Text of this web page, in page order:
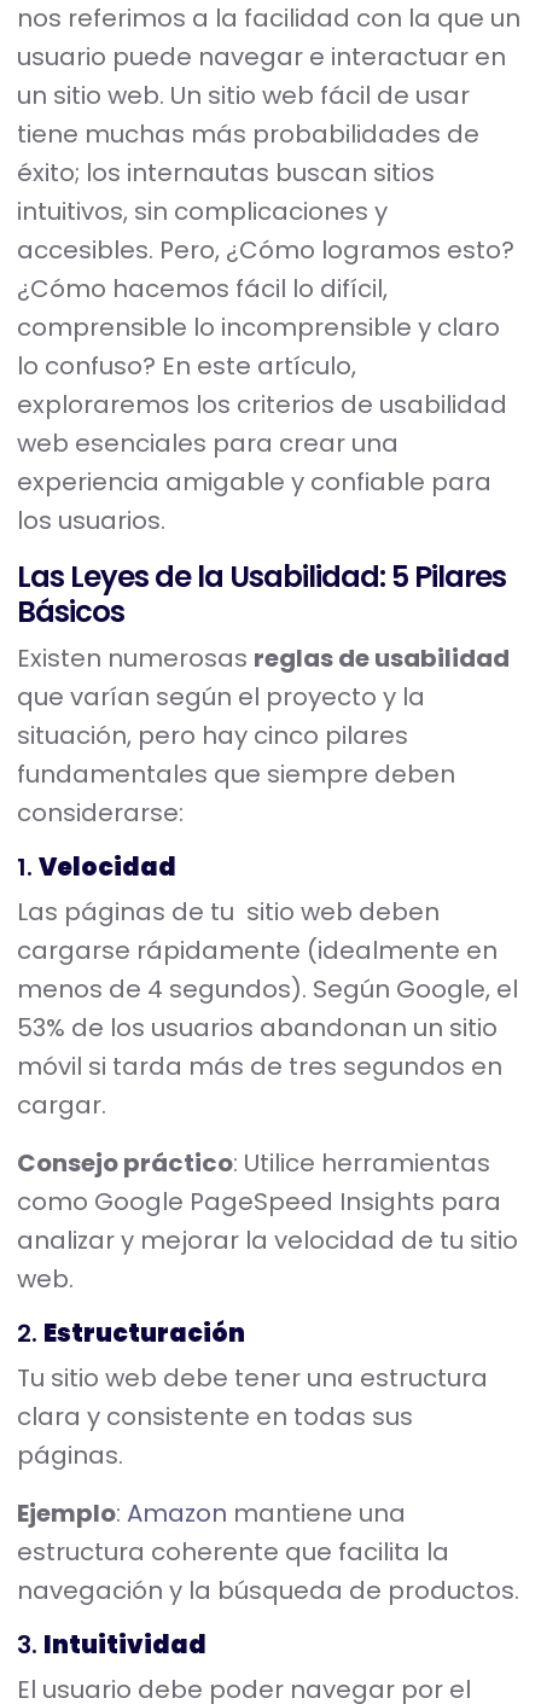
nos referimos a la facilidad con la que un
usuario puede navegar e interactuar en
un sitio web. Un sitio web fácil de usar
tiene muchas más probabilidades de
éxito; los internautas buscan sitios
intuitivos, sin complicaciones y
accesibles. Pero, ¿Cómo logramos esto?
¿Cómo hacemos fácil lo difícil,
comprensible lo incomprensible y claro
lo confuso? En este artículo,
exploraremos los criterios de usabilidad
web esenciales para crear una
experiencia amigable y confiable para
los usuarios.
Las Leyes de la Usabilidad: 5 Pilares
Básicos
Existen numerosas reglas de usabilidad
que varían según el proyecto y la
situación, pero hay cinco pilares
fundamentales que siempre deben
considerarse:
1. Velocidad
Las páginas de tu sitio web deben
cargarse rápidamente (idealmente en
menos de 4 segundos). Según Google, el
53% de los usuarios abandonan un sitio
móvil si tarda más de tres segundos en
cargar.
Consejo práctico: Utilice herramientas
como Google PageSpeed Insights para
analizar y mejorar la velocidad de tu sitio
web.
2. Estructuración
Tu sitio web debe tener una estructura
clara y consistente en todas sus
páginas.
Ejemplo: Amazon mantiene una
estructura coherente que facilita la
navegación y la búsqueda de productos.
3. Intuitividad
El usuario debe poder navegar por el